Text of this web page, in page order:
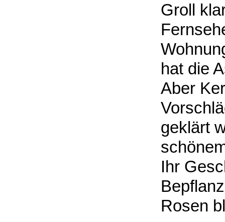
Groll
hat die
Aber
geklärt
Ihr
Rosen